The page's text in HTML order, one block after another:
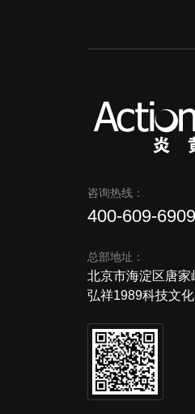
咨询热线：
400-609-6909
总部地址：
北京市海淀区唐家
弘祥1989科技文